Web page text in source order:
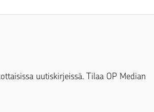
uutiskirjeissä. Tilaa OP Median